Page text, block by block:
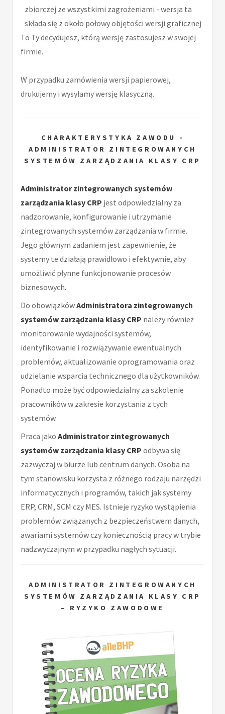
zbiorczej ze wszystkimi zagrożeniami - wersja ta
składa się z około połowy objętości wersji graficznej
To Ty decydujesz, którą wersję zastosujesz w swojej
firmie.
W przypadku zamówienia wersji papierowej,
drukujemy i wysyłamy wersję klasyczną.
CHARAKTERYSTYKA ZAWODU -
ADMINISTRATOR ZINTEGROWANYCH
SYSTEMÓW ZARZĄDZANIA KLASY CRP
Administrator zintegrowanych systemów
zarządzania klasy CRP jest odpowiedzialny za
nadzorowanie, konfigurowanie i utrzymanie
zintegrowanych systemów zarządzania w firmie.
Jego głównym zadaniem jest zapewnienie, że
systemy te działają prawidłowo i efektywnie, aby
umożliwić płynne funkcjonowanie procesów
biznesowych.
Do obowiązkówAdministratora zintegrowanych
systemów zarządzania klasy CRP należy również
monitorowanie wydajności systemów,
identyfikowanie i rozwiązywanie ewentualnych
problemów, aktualizowanie oprogramowania oraz
udzielanie wsparcia technicznego dla użytkowników.
Ponadto może być odpowiedzialny za szkolenie
pracowników w zakresie korzystania z tych
systemów.
Praca jako Administrator zintegrowanych
systemów zarządzania klasy CRP odbywa się
zazwyczaj w biurze lub centrum danych. Osoba na
tym stanowisku korzysta z różnego rodzaju narzędzi
informatycznych i programów, takich jak systemy
ERP, CRM, SCM czy MES. Istnieje ryzyko wystąpienia
problemów związanych z bezpieczeństwem danych,
awariami systemów czy koniecznością pracy w trybie
nadzwyczajnym w przypadku nagłych sytuacji.
ADMINISTRATOR ZINTEGROWANYCH
SYSTEMÓW ZARZĄDZANIA KLASY CRP
– RYZYKO ZAWODOWE